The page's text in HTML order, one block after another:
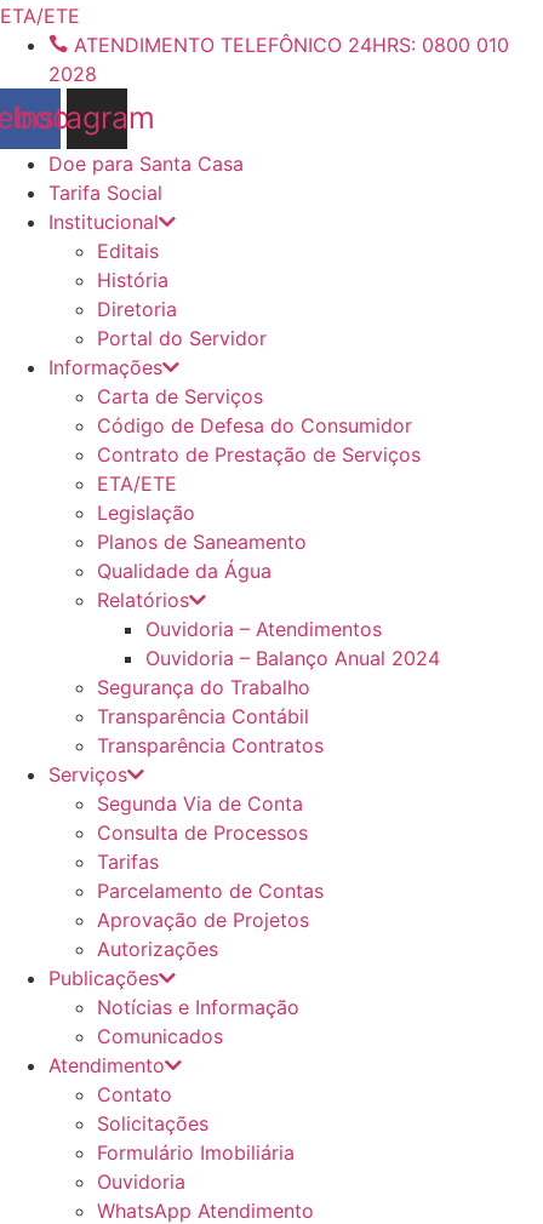
ETA/ETE
ATENDIMENTO TELEFÔNICO 24HRS: 0800 010
2028
Instagram
Doe para Santa Casa
Tarifa Social
Institucional
Editais
História
Diretoria
Portal do Servidor
Informações
Carta de Serviços
Código de Defesa do Consumidor
Contrato de Prestação de Serviços
ETA/ETE
Legislação
Planos de Saneamento
Qualidade da Água
Relatórios
Ouvidoria – Atendimentos
Ouvidoria – Balanço Anual 2024
Segurança do Trabalho
Transparência Contábil
Transparência Contratos
Serviços
Segunda Via de Conta
Consulta de Processos
Tarifas
Parcelamento de Contas
Aprovação de Projetos
Autorizações
Publicações
Notícias e Informação
Comunicados
Atendimento
Contato
Solicitações
Formulário Imobiliária
Ouvidoria
WhatsApp Atendimento